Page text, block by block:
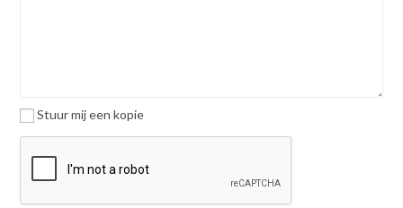
Stuur mij een kopie